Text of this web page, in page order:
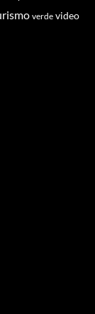
verde video